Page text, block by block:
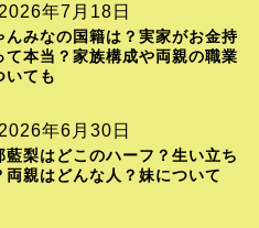
2026年7月18日
んみなの国籍は？実家がお金持
て本当？家族構成や両親の職業
いても
2026年6月30日
藍梨はどこのハーフ？生い立ち
両親はどんな人？妹について